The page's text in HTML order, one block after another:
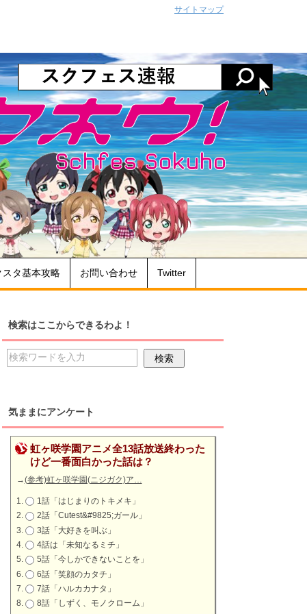
スタ基本攻略 お問い合わせ Twitter
検索はここからできるわよ！
気ままにアンケート
虹ヶ咲学園アニメ全13話放送終わった
けど一番面白かった話は？
→(参考)虹ヶ咲学園(ニジガク)ア…
1話「はじまりのトキメキ」
2話「Cutest&#9825;ガール」
3話「大好きを叫ぶ」
4話は「未知なるミチ」
5話「今しかできないことを」
6話「笑顔のカタチ」
7話「ハルカカナタ」
8話「しずく、モノクローム」
サイトマップ